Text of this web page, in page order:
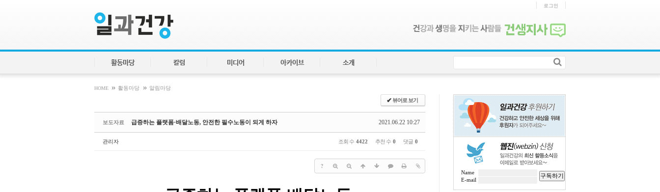
로그인
활동마당 칼럼 미디어 아카이브 소개
HOME » 활동마당 » 알림마당
✔뷰어로 보기
보도자료 2021.06.22 10:27
급증하는 플랫폼·배달노동, 안전한 필수노동이 되게 하자
관리자 조회 수 4422 추천 수 0 댓글 0
?
Name 구독하기
E-mail